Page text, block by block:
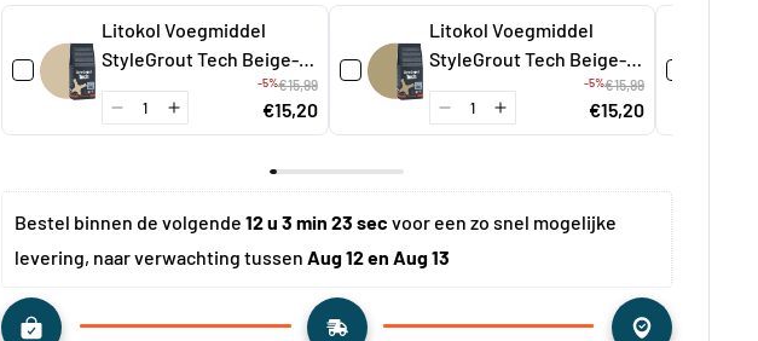
Litokol Voegmiddel
StyleGrout Tech Beige-1
á 3 kg
-5%€15,99
€15,20
Litokol Voegmiddel
StyleGrout Tech Beige-2
á 3 kg
-5%€15,99
€15,20
Bestel binnen de volgende 12 u 3 min 22 sec voor een zo snel mogelijke
levering, naar verwachting tussen Aug 12 en Aug 13